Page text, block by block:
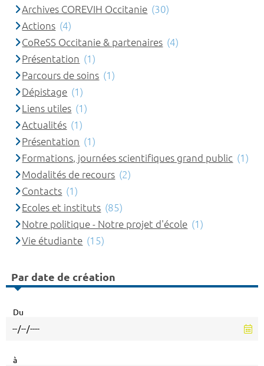
Archives COREVIH Occitanie (30)
Actions (4)
CoReSS Occitanie & partenaires (4)
Présentation (1)
Parcours de soins (1)
Dépistage (1)
Liens utiles (1)
Actualités (1)
Présentation (1)
Formations, journées scientifiques grand public (1)
Modalités de recours (2)
Contacts (1)
Ecoles et instituts (85)
Notre politique - Notre projet d'école (1)
Vie étudiante (15)
Par date de création
Du
à